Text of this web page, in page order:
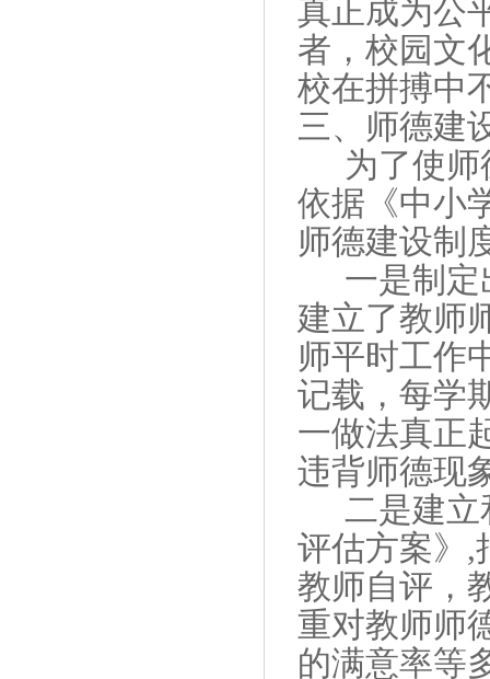
真正成为公
者，校园文
校在拼搏中
三、师德建
为了使
依据《中小
师德建设制
一是制
建立了教师
师平时工作
记载，每学
一做法真正
违背师德现
二是建立
评估方案》 ,
教师自评，
重对教师师
的满意率等